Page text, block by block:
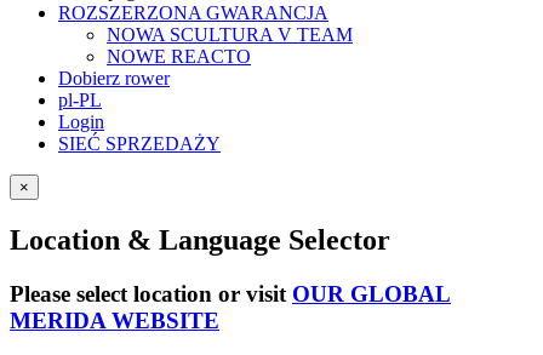
ROZSZERZONA GWARANCJA
NOWA SCULTURA V TEAM
NOWE REACTO
Dobierz rower
pl-PL
Login
SIEĆ SPRZEDAŻY
×
Location & Language Selector
Please select location or visit OUR GLOBAL
MERIDA WEBSITE